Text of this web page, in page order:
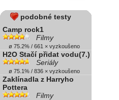
podobné testy
Camp rock1
Filmy
ø 75.2% / 661 × vyzkoušeno
H2O Stačí přidat vodu(7.)
Seriály
ø 75.1% / 836 × vyzkoušeno
Zaklínadla z Harryho
Pottera
Filmy